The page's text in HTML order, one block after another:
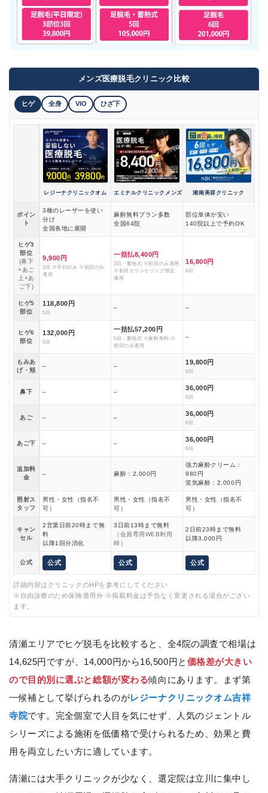
メンズ医療脱毛クリニック比較
ヒゲ 全身 VIO ひざ下
レジーナクリニックオム エミナルクリニックメンズ 湘南美容クリニック
ポイン
ト
3種のレーザーを使い
分け
全国各地に展開
麻酔無料プラン多数
全国64院
部位単体が安い
140院以上で予約OK
ヒゲ3
部位
(鼻下
+あご
上+あ
ご下)
9,900円
3回 ※平日のみ ※初回のみ
適用
一括払8,400円
3回・蓄熱式 ※初回のみ適用
※初回カウンセリング限定
価格
16,800円
6回
ヒゲ5
部位
118,800円
5回
– –
ヒゲ6
部位
132,000円
5回
一括払57,200円
5回・蓄熱式 ※麻酔無料 ※
初回のみ適用
–
もみあ
げ・頬
– –
19,800円
6回
鼻下 – –
36,000円
6回
あご – –
36,000円
6回
あご下 – –
36,000円
6回
追加料
金
– 麻酔：2,000円
強力麻酔クリーム：
980円
笑気麻酔：2,000円
照射ス
タッフ
男性・女性（指名不
可）
男性・女性（指名不
可）
男性・女性（指名不
可）
キャン
セル
2営業日前20時まで無
料
以降1回分消化
3日前13時まで無料
（会員専用WEB利用
時）
2日前23時まで無料
以降3,000円
公式 公式 公式 公式
詳細内容はクリニックのHPを参考にしてください
※自由診療のため保険適用外 ※掲載料金は予告なく変更される場合がござい
ます。
清瀬エリアでヒゲ脱毛を比較すると、全4院の調査で相場は
14,625円ですが、14,000円から16,500円と 価格差が大きい
ので目的別に選ぶと総額が変わる傾向にあります。まず第
一候補として挙げられるのがレジーナクリニックオム吉祥
寺院です。完全個室で人目を気にせず、人気のジェントル
シリーズによる施術を低価格で受けられるため、効果と費
用を両立したい方に適しています。
清瀬には大手クリニックが少なく、選定院は立川に集中し